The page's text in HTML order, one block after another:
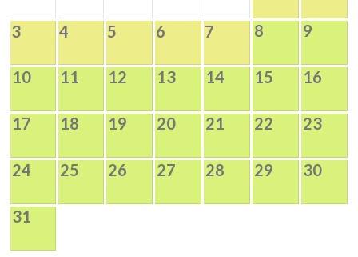
3 4 5 6 7 8 9
10 11 12 13 14 15 16
17 18 19 20 21 22 23
24 25 26 27 28 29 30
31